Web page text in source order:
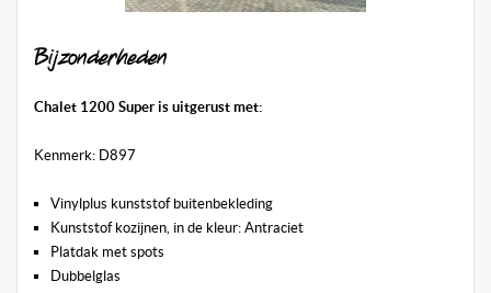
Bijzonderheden
Chalet 1200 Super is uitgerust met:
Kenmerk: D897
Vinylplus kunststof buitenbekleding
Kunststof kozijnen, in de kleur: Antraciet
Platdak met spots
Dubbelglas